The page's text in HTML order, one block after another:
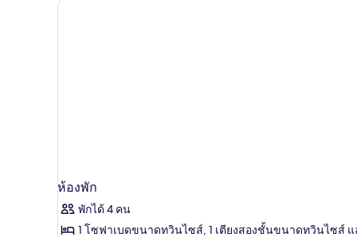
ห้องพัก
พักได้ 4 คน
1 โซฟาเบดขนาดทวินไซส์, 1 เตียงสองชั้นขนาดทวินไซส์